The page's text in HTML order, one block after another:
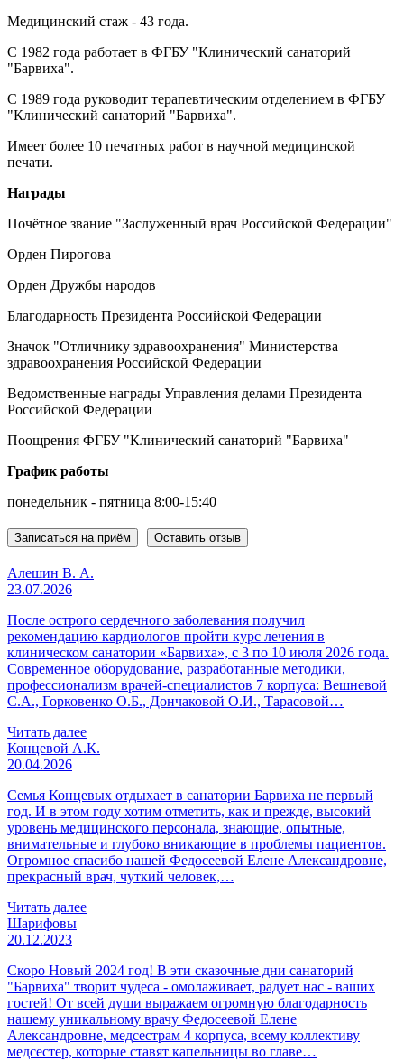
Медицинский стаж - 43 года.
С 1982 года работает в ФГБУ "Клинический санаторий
"Барвиха".
С 1989 года руководит терапевтическим отделением в ФГБУ
"Клинический санаторий "Барвиха".
Имеет более 10 печатных работ в научной медицинской
печати.
Награды
Почётное звание "Заслуженный врач Российской Федерации"
Орден Пирогова
Орден Дружбы народов
Благодарность Президента Российской Федерации
Значок "Отличнику здравоохранения" Министерства
здравоохранения Российской Федерации
Ведомственные награды Управления делами Президента
Российской Федерации
Поощрения ФГБУ "Клинический санаторий "Барвиха"
График работы
понедельник - пятница 8:00-15:40
Записаться на приём Оставить отзыв
Алешин В. А.
23.07.2026
После острого сердечного заболевания получил
рекомендацию кардиологов пройти курс лечения в
клиническом санатории «Барвиха», с 3 по 10 июля 2026 года.
Современное оборудование, разработанные методики,
профессионализм врачей-специалистов 7 корпуса: Вешневой
С.А., Горковенко О.Б., Дончаковой О.И., Тарасовой…
Читать далее
Концевой А.К.
20.04.2026
Семья Концевых отдыхает в санатории Барвиха не первый
год. И в этом году хотим отметить, как и прежде, высокий
уровень медицинского персонала, знающие, опытные,
внимательные и глубоко вникающие в проблемы пациентов.
Огромное спасибо нашей Федосеевой Елене Александровне,
прекрасный врач, чуткий человек,…
Читать далее
Шарифовы
20.12.2023
Скоро Новый 2024 год! В эти сказочные дни санаторий
"Барвиха" творит чудеса - омолаживает, радует нас - ваших
гостей! От всей души выражаем огромную благодарность
нашему уникальному врачу Федосеевой Елене
Александровне, медсестрам 4 корпуса, всему коллективу
медсестер, которые ставят капельницы во главе…